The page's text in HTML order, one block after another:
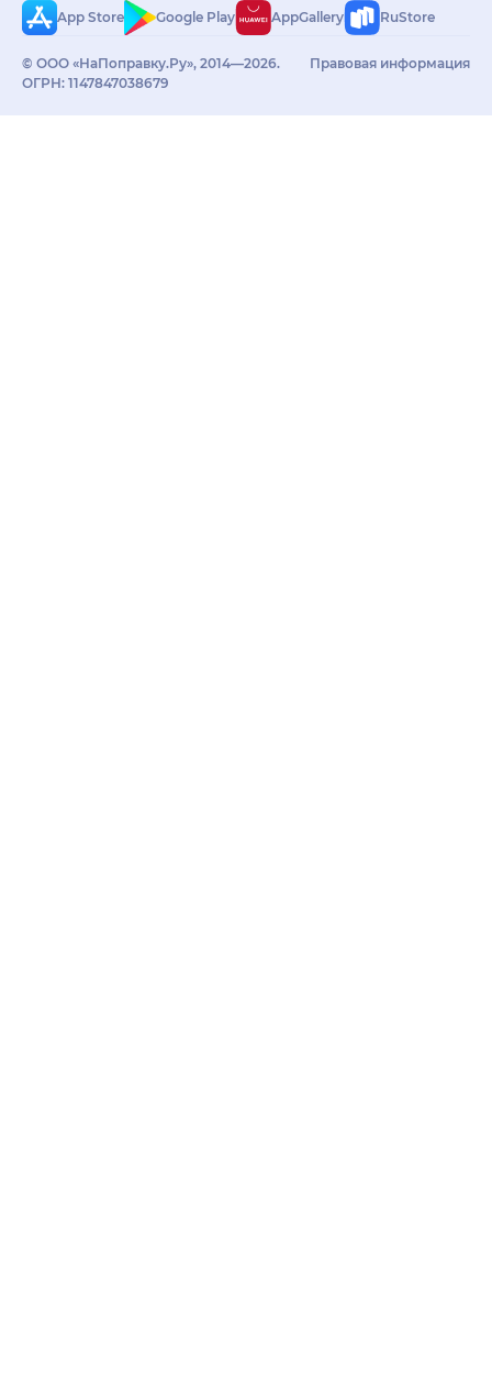
App Store
Google Play AppGallery RuStore
© ООО «НаПоправку.Ру», 2014—2026.
ОГРН: 1147847038679
Правовая информация